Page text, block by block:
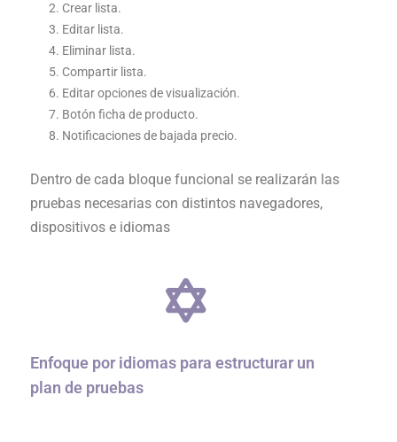
Crear lista.
Editar lista.
Eliminar lista.
Compartir lista.
Editar opciones de visualización.
Botón ficha de producto.
Notificaciones de bajada precio.
Dentro de cada bloque funcional se realizarán las
pruebas necesarias con distintos navegadores,
dispositivos e idiomas
Enfoque por idiomas para estructurar un
plan de pruebas